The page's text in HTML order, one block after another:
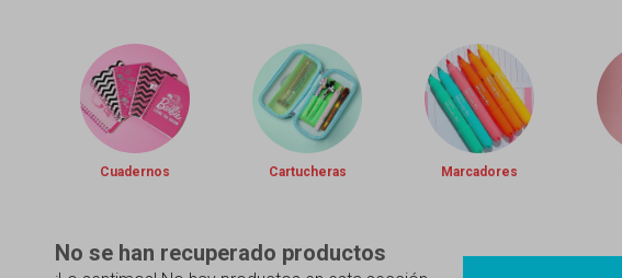
Cuadernos Cartucheras Marcadores
No se han recuperado productos